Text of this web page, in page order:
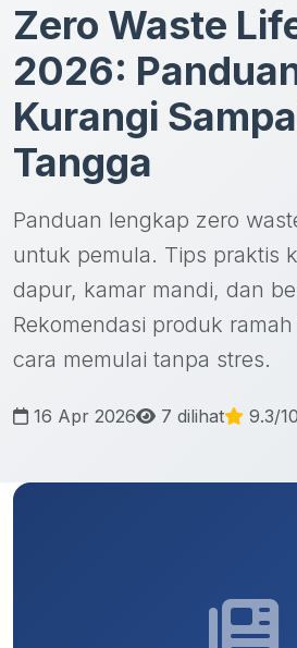
Zero Waste
2026:
Kurangi
Tangga
Panduan lengkap zero
untuk pemula. Tips praktis
dapur, kamar mandi, dan
Rekomendasi produk
cara memulai tanpa stres.
16 Apr 2026 7 dilihat 9.3/10